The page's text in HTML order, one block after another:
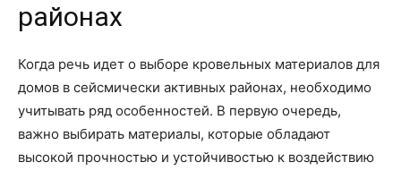
районах
Когда речь идет о выборе кровельных материалов для
домов в сейсмически активных районах, необходимо
учитывать ряд особенностей. В первую очередь,
важно выбирать материалы, которые обладают
высокой прочностью и устойчивостью к воздействию